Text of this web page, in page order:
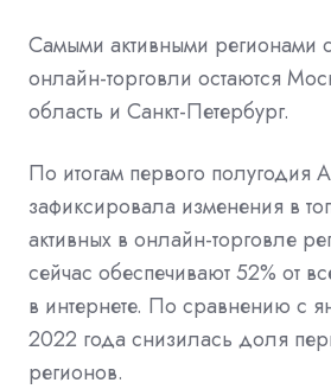
Самыми активными регионами
онлайн-торговли остаются
область и Санкт-Петербург.
По итогам первого полугодия
зафиксировала изменения в
активных в онлайн-торговле
сейчас обеспечивают 52% от
в интернете. По сравнению с
2022 года снизилась доля
регионов.